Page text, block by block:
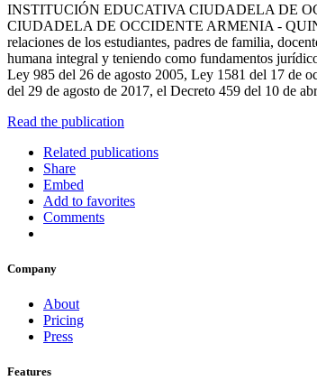
INSTITUCIÓN EDUCATIVA CIUDADELA DE
CIUDADELA DE OCCIDENTE ARMENIA -
relaciones de los estudiantes, padres de familia,
humana integral y teniendo como fundamentos
Ley 985 del 26 de agosto 2005, Ley 1581 del 17 de
del 29 de agosto de 2017, el Decreto 459 del 10 de
Read the publication
Related publications
Share
Embed
Add to favorites
Comments
Company
About
Pricing
Press
Features